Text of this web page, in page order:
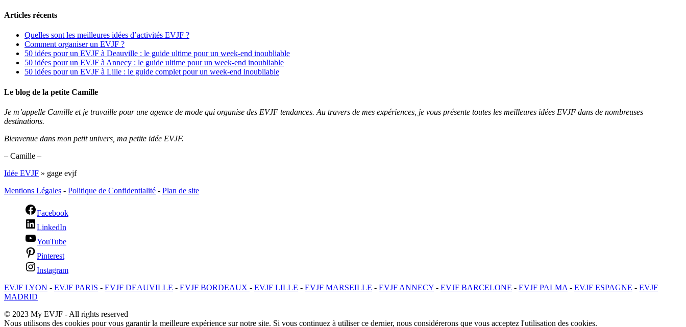
Articles récents
Quelles sont les meilleures idées d’activités EVJF ?
Comment organiser un EVJF ?
50 idées pour un EVJF à Deauville : le guide ultime pour un week-end inoubliable
50 idées pour un EVJF à Annecy : le guide ultime pour un week-end inoubliable
50 idées pour un EVJF à Lille : le guide complet pour un week-end inoubliable
Le blog de la petite Camille
Je m’appelle Camille et je travaille pour une agence de mode qui organise des EVJF tendances. Au travers de mes expériences, je vous présente toutes les meilleures idées EVJF dans de nombreuses
destinations.
Bienvenue dans mon petit univers, ma petite idée EVJF.
– Camille –
Idée EVJF » gage evjf
Mentions Légales - Politique de Confidentialité - Plan de site
Facebook
LinkedIn
YouTube
Pinterest
Instagram
EVJF LYON - EVJF PARIS - EVJF DEAUVILLE - EVJF BORDEAUX - EVJF LILLE - EVJF MARSEILLE - EVJF ANNECY - EVJF BARCELONE - EVJF PALMA - EVJF ESPAGNE - EVJF
MADRID
© 2023 My EVJF - All rights reserved
Nous utilisons des cookies pour vous garantir la meilleure expérience sur notre site. Si vous continuez à utiliser ce dernier, nous considérerons que vous acceptez l'utilisation des cookies.